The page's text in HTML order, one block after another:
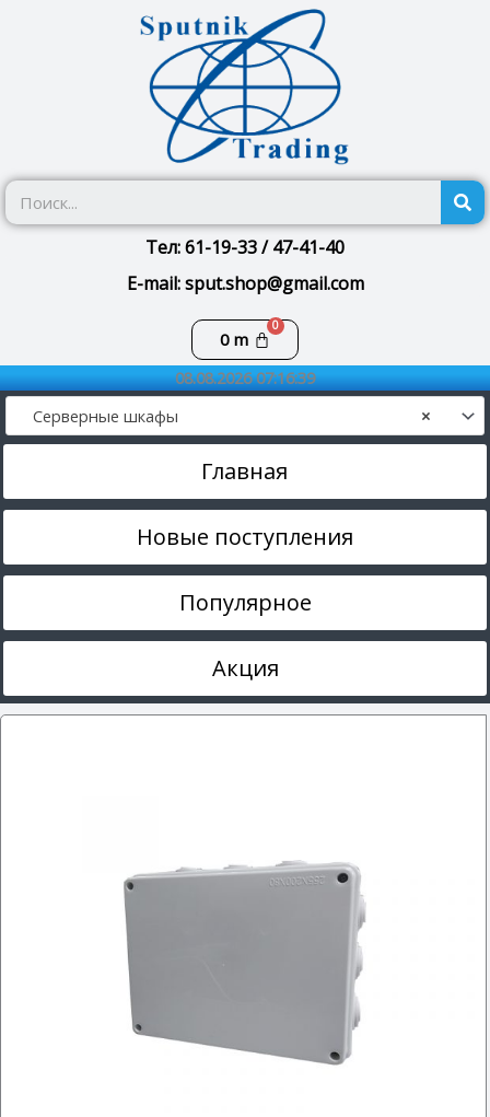
Тел: 61-19-33 / 47-41-40
E-mail: sput.shop@gmail.com
0m
Корзина
08.08.2026 07:16:39
×
Серверные шкафы
Главная
Новые поступления
Популярное
Акция